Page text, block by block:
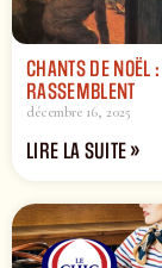
CHANTS DE NOËL
RASSEMBLENT
décembre 16, 2025
LIRE LA SUITE »